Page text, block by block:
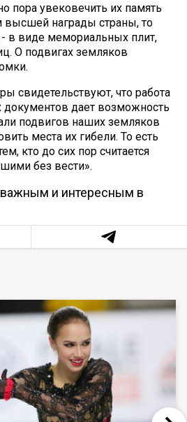
пора увековечить их память
высшей награды страны, то
- в виде мемориальных плит,
О подвигах земляков
свидетельствуют, что работа
документов дает возможность
подвигов наших земляков
места их гибели. То есть
кто до сих пор считается
без вести».
и интересным в